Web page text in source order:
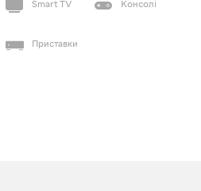
Smart TV Консолі
Приставки